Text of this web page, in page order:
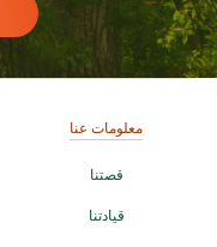
معلومات عنا
قصتنا
قيادتنا